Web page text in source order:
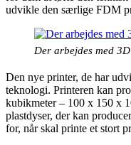
udvikle den særlige FDM
Der arbejdes med
Den nye printer, de har
teknologi. Printeren kan
kubikmeter – 100 x 150 x
plastdyser, der kan
for, når skal printe et stort